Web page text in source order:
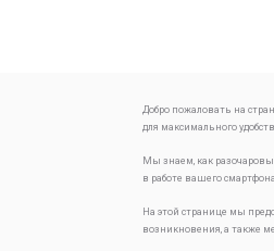
Добро пожаловать на
для максимального
Мы знаем, как
в работе вашего
На этой странице мы
возникновения, а также